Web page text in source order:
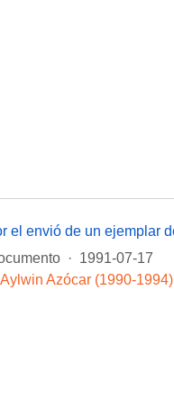
· 1991-07-17
Azócar (1990-1994)